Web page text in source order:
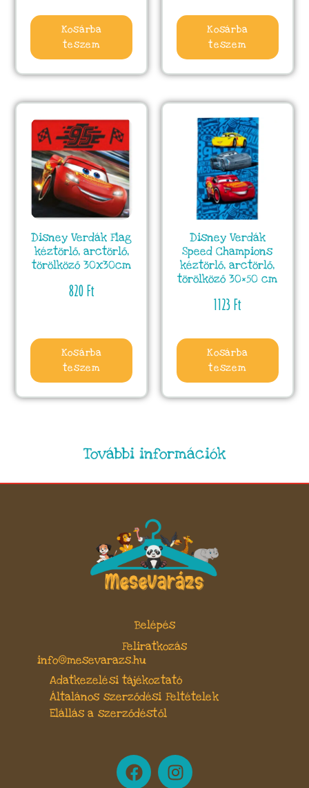
Kosárba
teszem
Kosárba
teszem
Disney Verdák Flag
kéztörlő, arctörlő,
törölköző 30x30cm
820Ft
Kosárba
teszem
Disney Verdák
Speed Champions
kéztörlő, arctörlő,
törölköző 30×50 cm
1123Ft
Kosárba
teszem
További információk
Belépés
Feliratkozás
info@mesevarazs.hu
Adatkezelési tájékoztató
Általános szerződési Feltételek
Elállás a szerződéstől